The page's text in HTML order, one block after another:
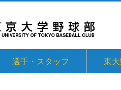
選手・スタッフ 東